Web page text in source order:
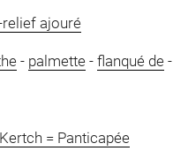
relief ajouré
- palmette- flanqué de-
Kertch = Panticapée